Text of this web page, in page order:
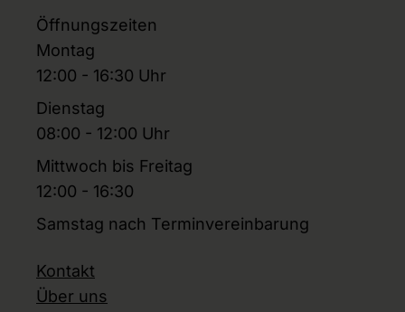
Öffnungszeiten
Montag
12:00 - 16:30 Uhr
Dienstag
08:00 - 12:00 Uhr
Mittwoch bis Freitag
12:00 - 16:30
Samstag nach Terminvereinbarung
Kontakt
Über uns